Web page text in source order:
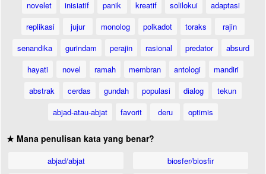
novelet inisiatif panik kreatif solilokui
adaptasi
replikasi
jujur monolog polkadot toraks
rajin
senandika
gurindam perajin rasional predator
absurd
hayati
novel ramah membran antologi
mandiri
abstrak
cerdas gundah populasi dialog
tekun
abjad-atau-abjat
favorit deru optimis
★ Mana penulisan kata yang benar?
abjad/abjat
biosfer/biosfir